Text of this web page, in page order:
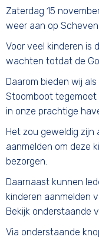
Zaterdag 15
weer aan op
Voor veel kinderen is
wachten totdat de
Daarom bieden wij
Stoomboot
in onze prachtige
Het zou geweldig zijn
aanmelden om deze
bezorgen.
Daarnaast kunnen
kinderen aanmelden
Bekijk onderstaande
Via onderstaande